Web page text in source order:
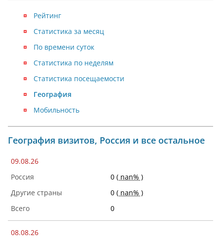
Рейтинг
Статистика посещаемости
Статистика за месяц
География
По времени суток
Мобильность
Статистика по неделям
География визитов, Россия и все остальное
09.08.26
0 ( nan% )
0 ( nan% )
0
08.08.26